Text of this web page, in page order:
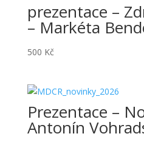
prezentace –
– Markéta
500 Kč
Prezentace –
Antonín